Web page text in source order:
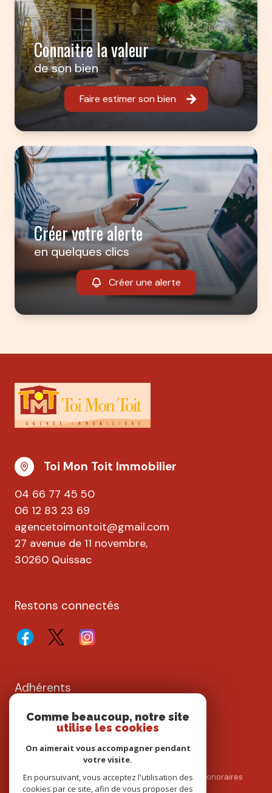
Connaitre la valeur
de son bien
Faire estimer son bien
Créer votre alerte
en quelques clics
Créer une alerte
Toi Mon Toit Immobilier
04 66 77 45 50
06 12 83 23 69
agencetoimontoit@gmail.com
27 avenue de 11 novembre,
30260 Quissac
Restons connectés
Adhérents
Nos partenaires Mentions légales Admin Nos honoraires
Comme beaucoup, notre site
utilise les cookies
On aimerait vous accompagner pendant
votre visite.
En poursuivant, vous acceptez l'utilisation des
cookies par ce site, afin de vous proposer des